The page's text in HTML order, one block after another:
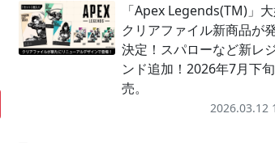
「Apex Legends(TM)」
クリアファイル新商品が
決定！スパローなど新レ
ンド追加！2026年7月下
売。
2026.03.12